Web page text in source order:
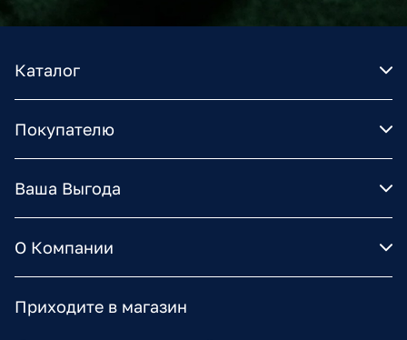
Каталог
Покупателю
Ваша Выгода
О Компании
Приходите в магазин